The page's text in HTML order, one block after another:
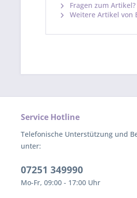
Fragen zum Artikel?
Weitere Artikel von
Service Hotline
Telefonische Unterstützung und
unter:
07251 349990
Mo-Fr, 09:00 - 17:00 Uhr